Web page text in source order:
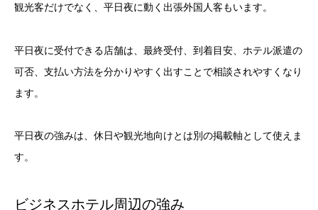
観光客だけでなく、平日夜に動く出張外国人客もいます。
平日夜に受付できる店舗は、最終受付、到着目安、ホテル派遣の
可否、支払い方法を分かりやすく出すことで相談されやすくなり
ます。
平日夜の強みは、休日や観光地向けとは別の掲載軸として使えま
す。
ビジネスホテル周辺の強み